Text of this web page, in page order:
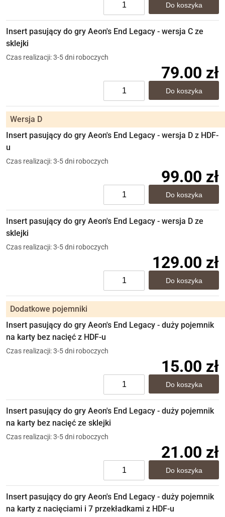
Insert pasujący do gry Aeon's End Legacy - wersja C ze
sklejki
Czas realizacji: 3-5 dni roboczych
79.00 zł
Wersja D
Insert pasujący do gry Aeon's End Legacy - wersja D z HDF-
u
Czas realizacji: 3-5 dni roboczych
99.00 zł
Insert pasujący do gry Aeon's End Legacy - wersja D ze
sklejki
Czas realizacji: 3-5 dni roboczych
129.00 zł
Dodatkowe pojemniki
Insert pasujący do gry Aeon's End Legacy - duży pojemnik
na karty bez nacięć z HDF-u
Czas realizacji: 3-5 dni roboczych
15.00 zł
Insert pasujący do gry Aeon's End Legacy - duży pojemnik
na karty bez nacięć ze sklejki
Czas realizacji: 3-5 dni roboczych
21.00 zł
Insert pasujący do gry Aeon's End Legacy - duży pojemnik
na karty z nacięciami i 7 przekładkami z HDF-u